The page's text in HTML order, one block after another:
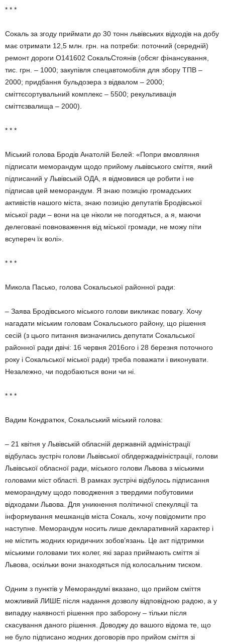
* * *
Сокаль за згоду приймати до 30 тонн львівських відходів на добу
має отримати 12,5 млн. грн. на потреби: поточний (середній)
ремонт дороги О141602 СокальСтоянів (обсяг фінансування,
тис. грн. – 1000; закупівля спецавтомобіля для збору ТПВ –
2000; придбання бульдозера з відвалом – 2000;
сміттєсортувальний комплекс – 5500; рекультивація
сміттєзвалища – 2000).
* * *
Міський голова Бродів Анатолій Белей: «Попри вмовляння
підписати меморандум щодо прийому львівського сміття, який
підписаний у Львівській ОДА, я відмовився це робити і не
підписав цей меморандум. Я знаю позицію громадських
активістів нашого міста, знаю позицію депутатів Бродівської
міської ради – вони на це ніколи не погодяться, а я, маючи
делеговані повноваження від міської громади, не можу піти
всупереч їх волі».
* * *
Микола Пасько, голова Сокальської районної ради:
– Заява Бродівського міського голови викликає повагу. Хочу
нагадати міським головам Сокальського району, що рішення
сесій (з цього питання визначились депутати Сокальської
районної ради двічі: 16 червня 2016ого і 28 березня поточного
року і Сокальської міської ради) треба поважати і виконувати.
Незалежно, чи подобаються вони чи ні.
* * *
Вадим Кондратюк, Сокальський міський голова:
– 21 квітня у Львівській обласній державній адміністрації
відбулась зустріч голови Львівської облдержадміністрації, голови
Львівської обласної ради, міського голови Львова з міськими
головами міст області. В рамках зустрічі відбулось підписання
меморандуму щодо поводження з твердими побутовими
відходами Львова. Для уникнення політичної спекуляції та
інформування мешканців міста Сокаль, хочу повідомити про
наступне. Меморандум носить лише декларативний характер і
не містить жодних юридичних зобов’язань. Це акт підтримки
міськими головами тих колег, які зараз приймають сміття зi
Львова, оскільки вони знаходяться під колосальним тиском.
Одним з пунктів у Меморандумі вказано, що прийом сміття
можливий ЛИШЕ після надання дозволу відповідною радою, а у
випадку наявності рішення про заборону – тільки після
скасування даного рішення. Доводжу до вашого відома те, що
не було підписано жодних договорів про прийом сміття зі